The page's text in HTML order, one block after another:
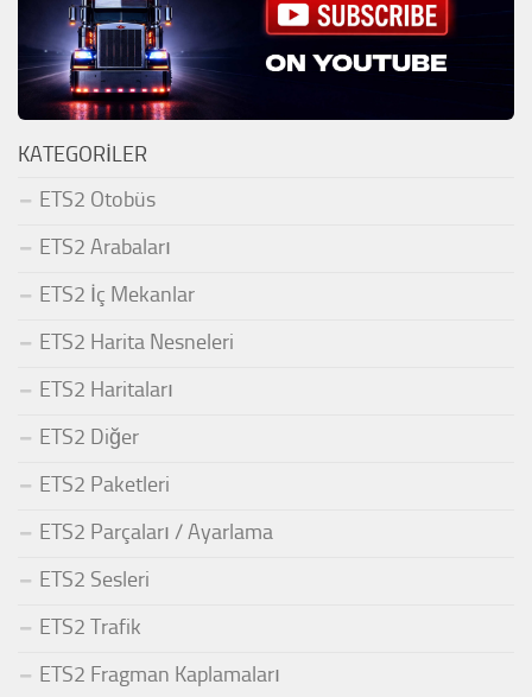
KATEGORILER
ETS2 Otobüs
ETS2 Arabaları
ETS2 İç Mekanlar
ETS2 Harita Nesneleri
ETS2 Haritaları
ETS2 Diğer
ETS2 Paketleri
ETS2 Parçaları / Ayarlama
ETS2 Sesleri
ETS2 Trafik
ETS2 Fragman Kaplamaları